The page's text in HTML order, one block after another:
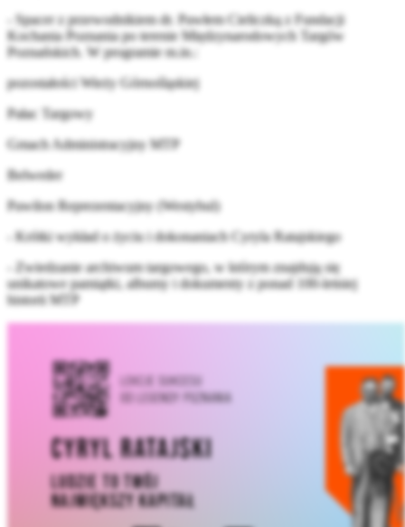
- Spacer z przewodnikiem dr. Pawłem Cieliczką z Fundacji
Kochania Poznania po terenie Międzynarodowych Targów
Poznańskich. W programie m.in.:
pozostałości Wieży Górnośląskiej
Pałac Targowy
Gmach Administracyjny MTP
Belweder
Pawilon Reprezentacyjny (Westybul)
- Krótki wykład o życiu i dokonaniach Cyryla Ratajskiego
- Zwiedzanie archiwum targowego, w którym znajdują się
unikatowe pamiątki, albumy i dokumenty z ponad 100-letniej
historii MTP